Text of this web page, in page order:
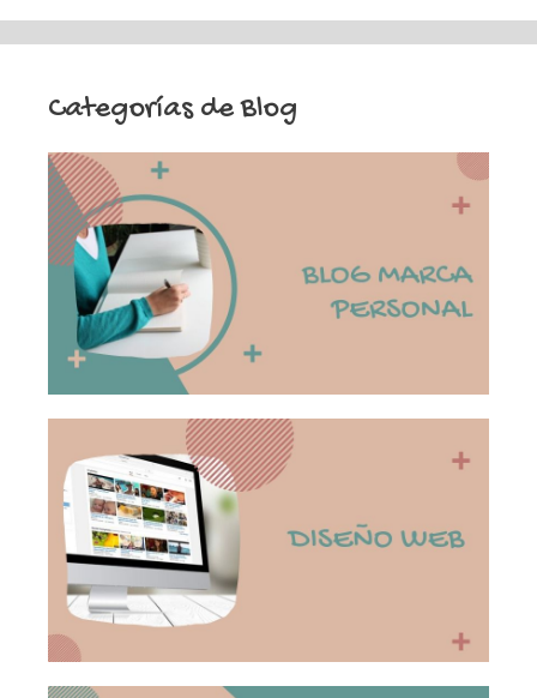
Categorías de Blog